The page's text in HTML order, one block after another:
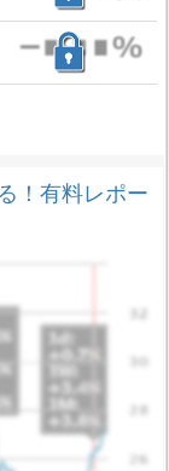
！有料レポー